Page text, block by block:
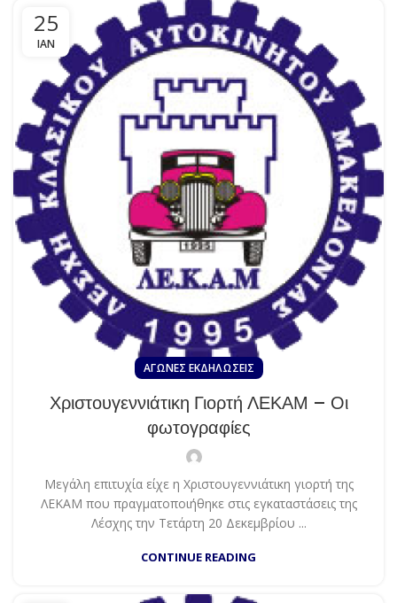
25
ΙΑΝ
ΑΓΏΝΕΣ EΚΔΗΛΏΣΕΙΣ
Χριστουγεννιάτικη Γιορτή ΛΕΚΑΜ – Οι
φωτογραφίες
Μεγάλη επιτυχία είχε η Χριστουγεννιάτικη γιορτή της
ΛΕΚΑΜ που πραγματοποιήθηκε στις εγκαταστάσεις της
Λέσχης την Τετάρτη 20 Δεκεμβρίου ...
CONTINUE READING